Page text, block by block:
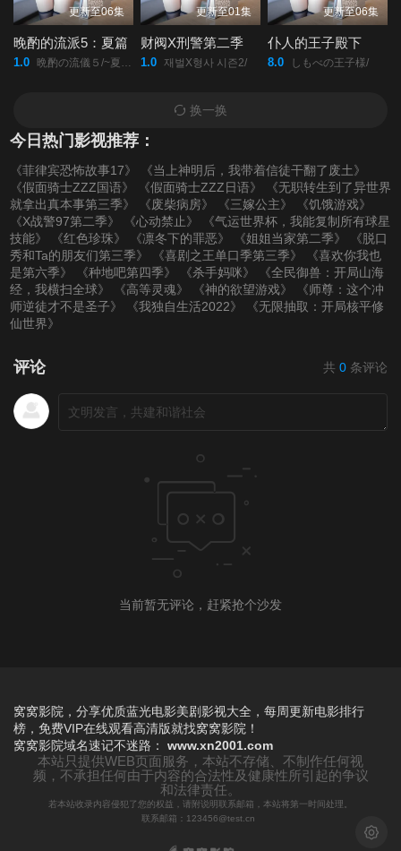
更新至06集
晚酌的流派5：夏篇
1.0 晩酌の流儀５/~夏編~/
更新至01集
财阀X刑警第二季
1.0 재벌X형사 시즌2/
更新至06集
仆人的王子殿下
8.0 しもべの王子様/
换一换
今日热门影视推荐：
《菲律宾恐怖故事17》
《当上神明后，我带着信徒干翻了废土》
《假面骑士ZZZ国语》
《假面骑士ZZZ日语》
《无职转生到了异世界
就拿出真本事第三季》
《废柴病房》 《三嫁公主》
《饥饿游戏》
《X战警97第二季》
《心动禁止》
《气运世界杯，我能复制所有球星
技能》
《红色珍珠》 《凛冬下的罪恶》 《姐姐当家第二季》
《脱口
秀和Ta的朋友们第三季》
《喜剧之王单口季第三季》
《喜欢你我也
是第六季》
《种地吧第四季》 《杀手妈咪》
《全民御兽：开局山海
经，我横扫全球》
《高等灵魂》 《神的欲望游戏》
《师尊：这个冲
师逆徒才不是圣子》
《我独自生活2022》
《无限抽取：开局核平修
仙世界》
评论 共 0 条评论
当前暂无评论，赶紧抢个沙发
浅色模
窝窝影院，分享优质蓝光电影美剧影视大全，每周更新电影排行
榜，免费VIP在线观看高清版就找窝窝影院！
窝窝影院域名速记不迷路： www.xn2001.com
本站只提供WEB页面服务，本站不存储、不制作任何视
频，不承担任何由于内容的合法性及健康性所引起的争议
和法律责任。
若本站收录内容侵犯了您的权益，请附说明联系邮箱，本站将第一时间处理。
联系邮箱：123456@test.cn